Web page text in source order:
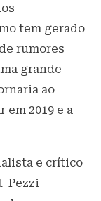
tem gerado
rumores
grande
ao
2019 e a
e crítico
Pezzi –